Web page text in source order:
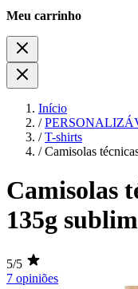
Meu carrinho
Início
/
/ T-shirts
/ Camisolas
Camisolas
135g
5/5
7 opiniões